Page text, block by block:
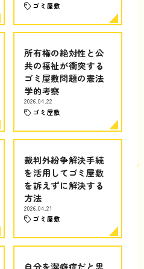
ゴミ屋敷
所有権の絶対性と公
共の福祉が衝突する
ゴミ屋敷問題の憲法
学的考察
2026.04.22
ゴミ屋敷
裁判外紛争解決手続
を活用してゴミ屋敷
を訴えずに解決する
方法
2026.04.21
ゴミ屋敷
自分を潔癖症だと思